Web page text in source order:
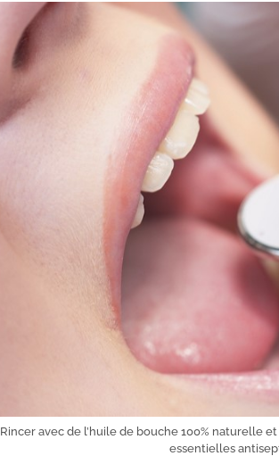
Rincer avec de l’huile de bouche 100% naturelle
essentielles